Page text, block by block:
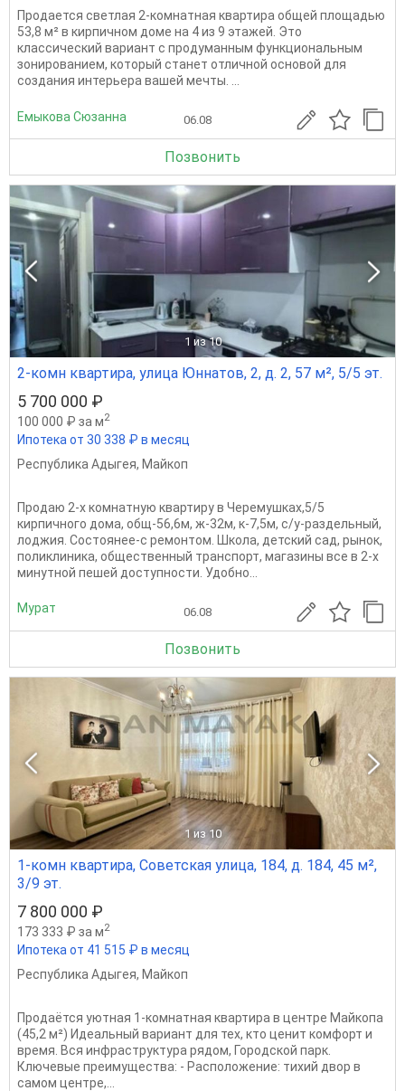
Продается светлая 2-комнатная квартира общей площадью
53,8 м² в кирпичном доме на 4 из 9 этажей. Это
классический вариант с продуманным функциональным
зонированием, который станет отличной основой для
создания интерьера вашей мечты. ...
Емыкова Сюзанна 06.08
Позвонить
1 из 10
2-комн квартира, улица Юннатов, 2, д. 2, 57 м², 5/5 эт.
5 700 000 ₽
100 000 ₽ за м2
Ипотека от 30 338 ₽ в месяц
Республика Адыгея, Майкоп
Продаю 2-х комнатную квартиру в Черемушках,5/5
кирпичного дома, общ-56,6м, ж-32м, к-7,5м, с/у-раздельный,
лоджия. Состоянее-с ремонтом. Школа, детский сад, рынок,
поликлиника, общественный транспорт, магазины все в 2-х
минутной пешей доступности. Удобно...
Мурат 06.08
Позвонить
1 из 10
1-комн квартира, Советская улица, 184, д. 184, 45 м²,
3/9 эт.
7 800 000 ₽
173 333 ₽ за м2
Ипотека от 41 515 ₽ в месяц
Республика Адыгея, Майкоп
Продаётся уютная 1-комнатная квартира в центре Майкопа
(45,2 м²) Идеальный вариант для тех, кто ценит комфорт и
время. Вся инфраструктура рядом, Городской парк.
Ключевые преимущества: - Расположение: тихий двор в
самом центре,...